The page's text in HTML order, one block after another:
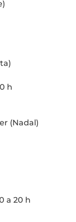
h
(Nadal)
a 20 h